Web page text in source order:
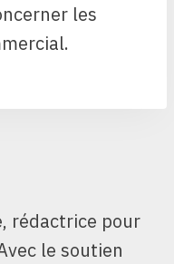
les
rédactrice pour
le soutien